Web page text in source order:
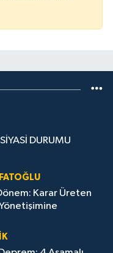
DURUMU
Karar Üreten